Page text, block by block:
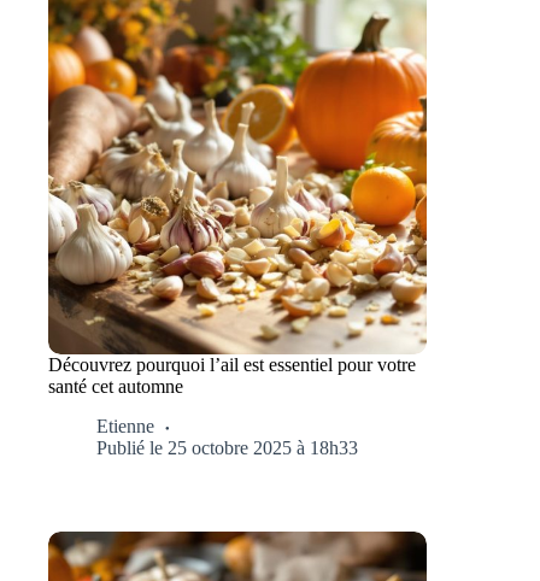
Découvrez pourquoi l’ail est essentiel pour votre
santé cet automne
Etienne
Publié le 25 octobre 2025 à 18h33